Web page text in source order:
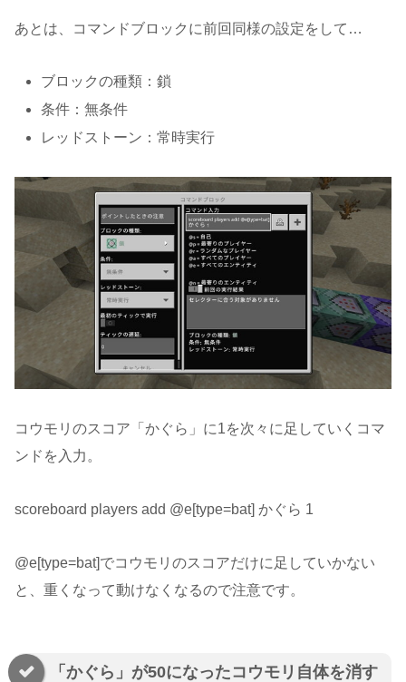
あとは、コマンドブロックに前回同様の設定をして…
ブロックの種類：鎖
条件：無条件
レッドストーン：常時実行
コウモリのスコア「かぐら」に1を次々に足していくコマ
ンドを入力。
scoreboard players add @e[type=bat] かぐら 1
@e[type=bat]でコウモリのスコアだけに足していかない
と、重くなって動けなくなるので注意です。
「かぐら」が50になったコウモリ自体を消す